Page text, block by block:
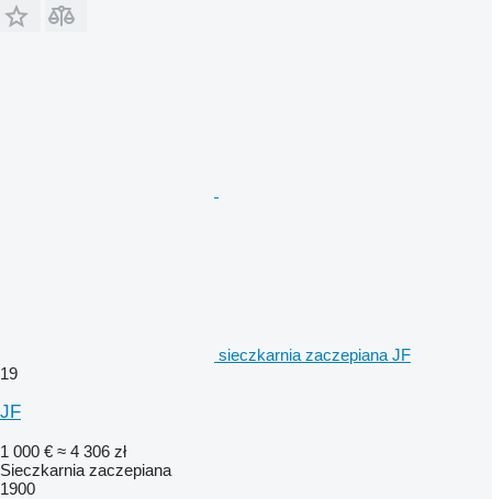
sieczkarnia zaczepiana JF
19
JF
1 000 € ≈ 4 306 zł
Sieczkarnia zaczepiana
1900